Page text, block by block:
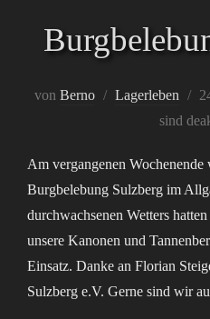
von Berno Lagerleben
sind
Am vergangenen
Burgbelebung Sulzberg im
durchwachsenen Wetters
unsere Kanonen und
Einsatz. Danke an Florian
Sulzberg e.V. Gerne sind wir